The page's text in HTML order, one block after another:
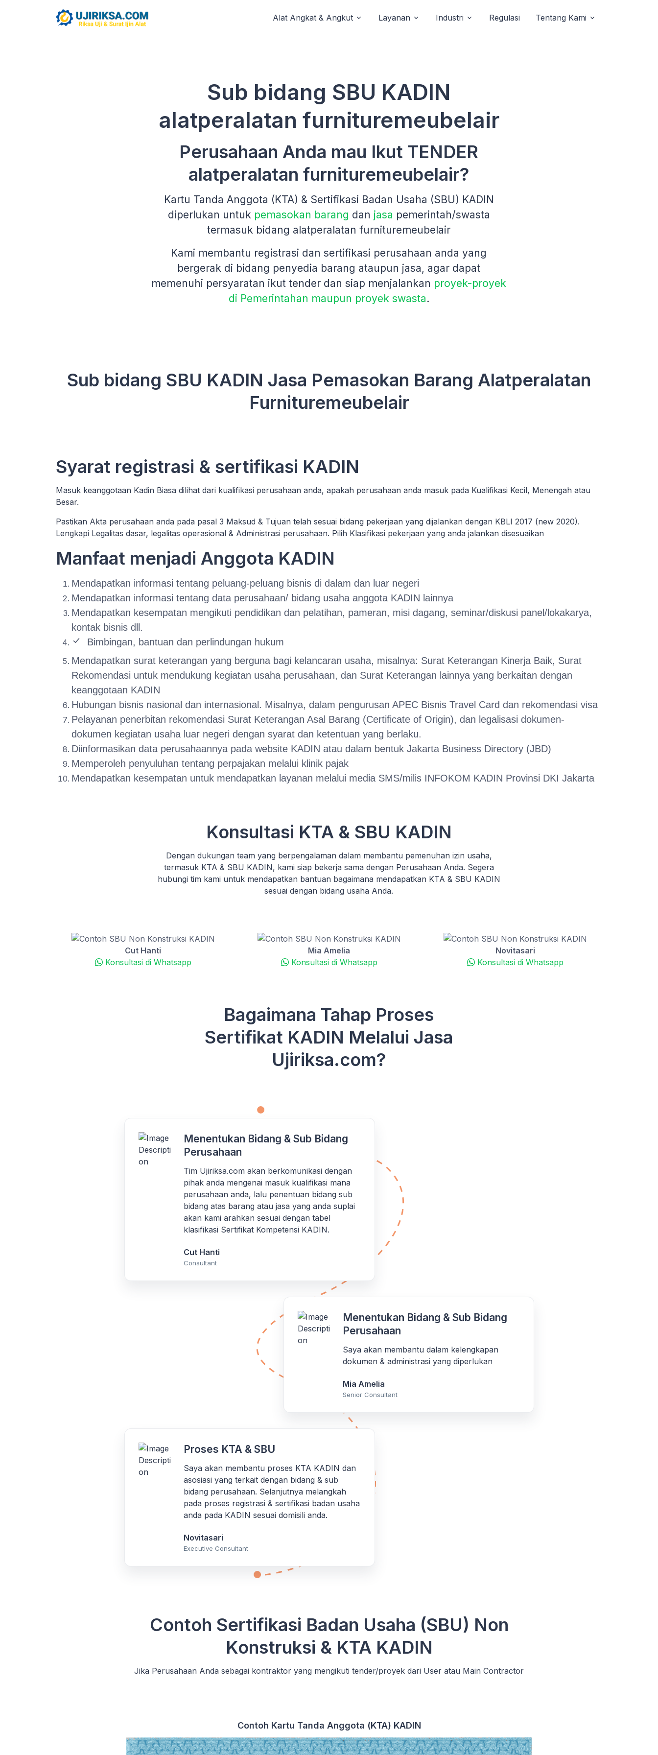
Alat Angkat & Angkut Layanan Industri Regulasi Tentang Kami
Sub bidang SBU KADIN
alatperalatan furnituremeubelair
Perusahaan Anda mau Ikut TENDER
alatperalatan furnituremeubelair?
Kartu Tanda Anggota (KTA) & Sertifikasi Badan Usaha (SBU) KADIN
diperlukan untuk pemasokan barang dan jasa pemerintah/swasta
termasuk bidang alatperalatan furnituremeubelair
Kami membantu registrasi dan sertifikasi perusahaan anda yang
bergerak di bidang penyedia barang ataupun jasa, agar dapat
memenuhi persyaratan ikut tender dan siap menjalankan proyek-proyek
di Pemerintahan maupun proyek swasta.
Sub bidang SBU KADIN Jasa Pemasokan Barang Alatperalatan
Furnituremeubelair
Syarat registrasi & sertifikasi KADIN
Masuk keanggotaan Kadin Biasa dilihat dari kualifikasi perusahaan anda, apakah perusahaan anda masuk pada Kualifikasi Kecil, Menengah atau
Besar.
Pastikan Akta perusahaan anda pada pasal 3 Maksud & Tujuan telah sesuai bidang pekerjaan yang dijalankan dengan KBLI 2017 (new 2020).
Lengkapi Legalitas dasar, legalitas operasional & Administrasi perusahaan. Pilih Klasifikasi pekerjaan yang anda jalankan disesuaikan
Manfaat menjadi Anggota KADIN
Mendapatkan informasi tentang peluang-peluang bisnis di dalam dan luar negeri
Mendapatkan informasi tentang data perusahaan/ bidang usaha anggota KADIN lainnya
Mendapatkan kesempatan mengikuti pendidikan dan pelatihan, pameran, misi dagang, seminar/diskusi panel/lokakarya,
kontak bisnis dll.
Bimbingan, bantuan dan perlindungan hukum
Mendapatkan surat keterangan yang berguna bagi kelancaran usaha, misalnya: Surat Keterangan Kinerja Baik, Surat
Rekomendasi untuk mendukung kegiatan usaha perusahaan, dan Surat Keterangan lainnya yang berkaitan dengan
keanggotaan KADIN
Hubungan bisnis nasional dan internasional. Misalnya, dalam pengurusan APEC Bisnis Travel Card dan rekomendasi visa
Pelayanan penerbitan rekomendasi Surat Keterangan Asal Barang (Certificate of Origin), dan legalisasi dokumen-
dokumen kegiatan usaha luar negeri dengan syarat dan ketentuan yang berlaku.
Diinformasikan data perusahaannya pada website KADIN atau dalam bentuk Jakarta Business Directory (JBD)
Memperoleh penyuluhan tentang perpajakan melalui klinik pajak
Mendapatkan kesempatan untuk mendapatkan layanan melalui media SMS/milis INFOKOM KADIN Provinsi DKI Jakarta
Konsultasi KTA & SBU KADIN
Dengan dukungan team yang berpengalaman dalam membantu pemenuhan izin usaha,
termasuk KTA & SBU KADIN, kami siap bekerja sama dengan Perusahaan Anda. Segera
hubungi tim kami untuk mendapatkan bantuan bagaimana mendapatkan KTA & SBU KADIN
sesuai dengan bidang usaha Anda.
Cut Hanti
Konsultasi di Whatsapp
Mia Amelia
Konsultasi di Whatsapp
Novitasari
Konsultasi di Whatsapp
Bagaimana Tahap Proses
Sertifikat KADIN Melalui Jasa
Ujiriksa.com?
Menentukan Bidang & Sub Bidang
Perusahaan
Tim Ujiriksa.com akan berkomunikasi dengan
pihak anda mengenai masuk kualifikasi mana
perusahaan anda, lalu penentuan bidang sub
bidang atas barang atau jasa yang anda suplai
akan kami arahkan sesuai dengan tabel
klasifikasi Sertifikat Kompetensi KADIN.
Cut Hanti
Consultant
Menentukan Bidang & Sub Bidang
Perusahaan
Saya akan membantu dalam kelengkapan
dokumen & administrasi yang diperlukan
Mia Amelia
Senior Consultant
Proses KTA & SBU
Saya akan membantu proses KTA KADIN dan
asosiasi yang terkait dengan bidang & sub
bidang perusahaan. Selanjutnya melangkah
pada proses registrasi & sertifikasi badan usaha
anda pada KADIN sesuai domisili anda.
Novitasari
Executive Consultant
Contoh Sertifikasi Badan Usaha (SBU) Non
Konstruksi & KTA KADIN
Jika Perusahaan Anda sebagai kontraktor yang mengikuti tender/proyek dari User atau Main Contractor
Contoh Kartu Tanda Anggota (KTA) KADIN